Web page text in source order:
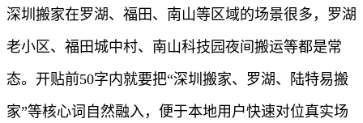
深圳搬家在罗湖、福田、南山等区域的场景很多，罗湖
老小区、福田城中村、南山科技园夜间搬运等都是常
态。开贴前50字内就要把“深圳搬家、罗湖、陆特易搬
家”等核心词自然融入，便于本地用户快速对位真实场